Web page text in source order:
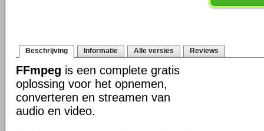
Beschrijving Informatie Alle versies Reviews
FFmpeg is een complete gratis
oplossing voor het opnemen,
converteren en streamen van
audio en video.